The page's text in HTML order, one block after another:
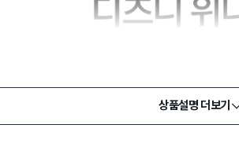
상품설명 더보기